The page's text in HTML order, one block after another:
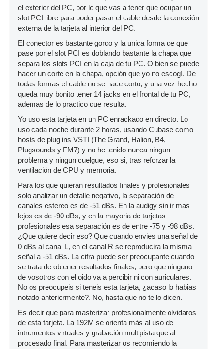
el exterior del PC, por lo que vas a tener que ocupar un
slot PCI libre para poder pasar el cable desde la conexión
externa de la tarjeta al interior del PC.
El conector es bastante gordo y la unica forma de que
pase por el slot PCI es doblando bastante la chapa que
separa los slots PCI en la caja de tu PC. O bien se puede
hacer un corte en la chapa, opción que yo no escogí. De
todas formas el cable no se hace corto, y una vez hecho
queda muy bonito tener 14 jacks en el frontal de tu PC,
ademas de lo practico que resulta.
Yo uso esta tarjeta en un PC enrackado en directo. Lo
uso cada noche durante 2 horas, usando Cubase como
hosts de plug ins VSTI (The Grand, Halion, B4,
Plugsounds y FM7) y no he tenido nunca ningun
problema y ningun cuelgue, eso si, tras reforzar la
ventilación de CPU y memoria.
Para los que quieran resultados finales y profesionales
solo analizar un detalle negativo, la separación de
canales estereo es de -51 dBs. En la audigy sin ir mas
lejos es de -90 dBs, y en la mayoria de tarjetas
profesionales esa separación es de entre -75 y -98 dBs.
¿Que quiere decir eso? Que cuando envies una señal de
0 dBs al canal L, en el canal R se reproducira la misma
señal a -51 dBs. La cifra puede ser preocupante cuando
se trata de obtener resultados finales, pero que ninguno
de vosotros con el oido va a percibir ni con auriculares.
No os preocupeis si teneis esta tarjeta, ¿acaso lo habias
notado anteriormente?. No, hasta que no te lo dicen.
Es decir que para masterizar profesionalmente olvidaros
de esta tarjeta. La 192M se orienta más al uso de
intrumentos virtuales y grabación multipista que al
procesado final. Para masterizar os recomiendo la